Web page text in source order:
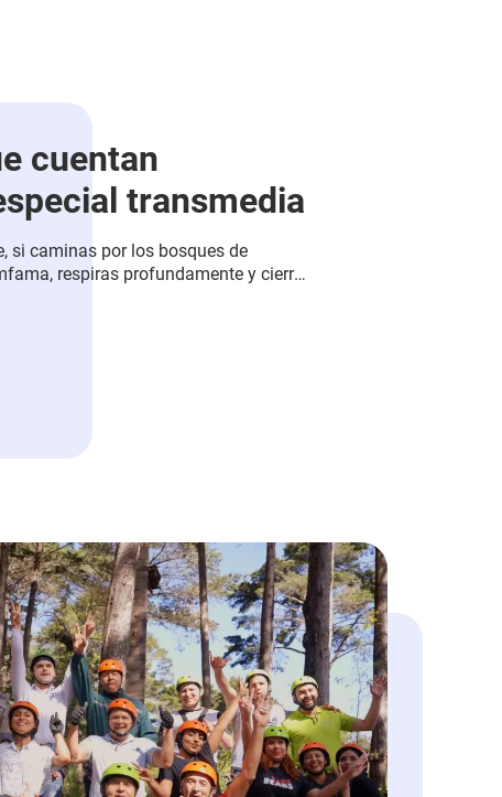
cuentan
transmedia
si caminas por los bosques de
respiras profundamente y cierras
los árboles tienen para contar.